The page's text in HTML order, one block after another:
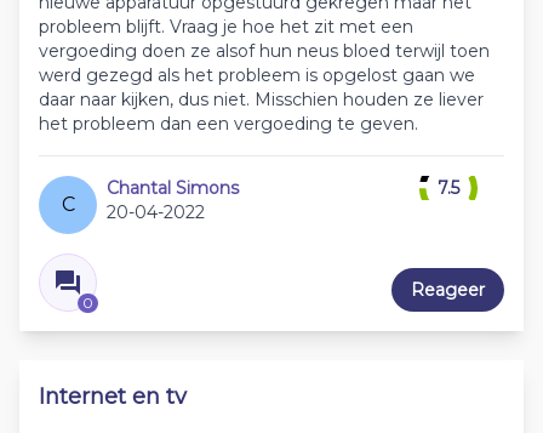
probleem blijft. Vraag je hoe het zit met een
vergoeding doen ze alsof hun neus bloed terwijl toen
werd gezegd als het probleem is opgelost gaan we
daar naar kijken, dus niet. Misschien houden ze liever
het probleem dan een vergoeding te geven.
C
Chantal Simons
20-04-2022
0
7.5
Reageer
Internet en tv